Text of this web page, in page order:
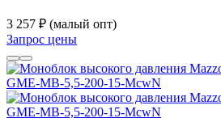
3 257 ₽ (малый опт)
Запрос цены